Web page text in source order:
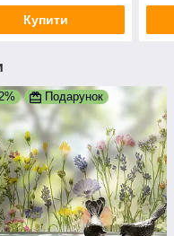
Купити
Подарунок